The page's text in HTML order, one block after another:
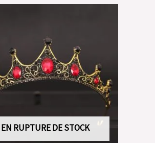
EN RUPTURE DE STOCK